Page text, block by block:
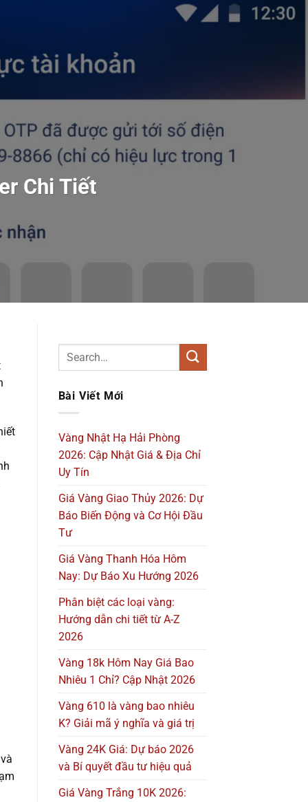
Chi Tiết
Bài Viết Mới
Vàng Nhật Hạ Hải Phòng
2026: Cập Nhật Giá & Địa Chỉ
Uy Tín
Giá Vàng Giao Thủy 2026: Dự
Báo Biến Động và Cơ Hội Đầu
Tư
Giá Vàng Thanh Hóa Hôm
Nay: Dự Báo Xu Hướng 2026
Phân biệt các loại vàng:
Hướng dẫn chi tiết từ A-Z
2026
Vàng 18k Hôm Nay Giá Bao
Nhiêu 1 Chỉ? Cập Nhật 2026
Vàng 610 là vàng bao nhiêu
K? Giải mã ý nghĩa và giá trị
Vàng 24K Giá: Dự báo 2026
và Bí quyết đầu tư hiệu quả
Giá Vàng Trắng 10K 2026: